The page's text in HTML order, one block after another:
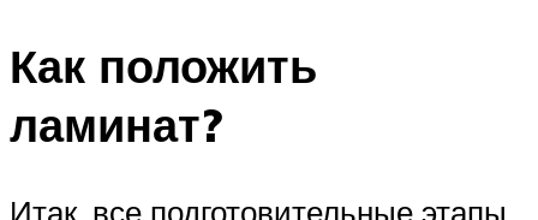
Как положить
ламинат?
Итак, все подготовительные этапы